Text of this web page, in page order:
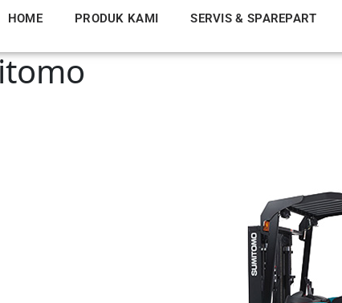
HOME PRODUK KAMI SERVIS & SPAREPART